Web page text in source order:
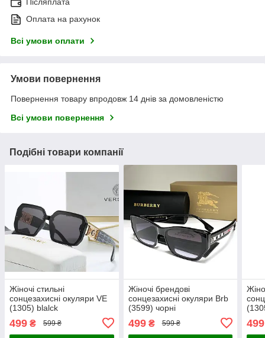
Післяплата
Оплата на рахунок
Всі умови оплати
Умови повернення
Повернення товару впродовж 14 днів за домовленістю
Всі умови повернення
Подібні товари компанії
Жіночі стильні
сонцезахисні окуляри VE
(1305) blalck
499 ₴ 599 ₴
Жіночі брендові
сонцезахисні окуляри Brb
(3599) чорні
499₴ 599 ₴ 499